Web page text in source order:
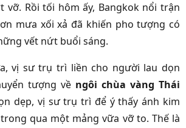
vỡ. Rồi tối hôm ấy, Bangkok nổi trận
mưa xối xả đã khiến pho tượng có
vết nứt buổi sáng.
vị sư trụ trì liền cho người lau dọn
tượng về ngôi chùa vàng Thái
dẹp, vị sư trụ trì để ý thấy ánh kim
qua một mảng vữa vỡ to. Thế là